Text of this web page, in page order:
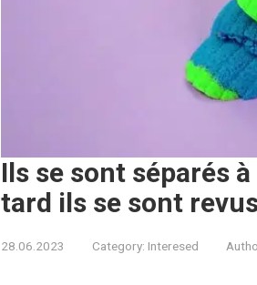
Ils se sont séparés
tard ils se sont
28.06.2023 Category: Interesed